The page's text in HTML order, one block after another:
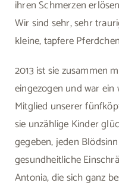
ihren Schmerzen
Wir sind sehr, sehr
kleine, tapfere
2013 ist sie zusammen
eingezogen und war
Mitglied unserer
sie unzählige Kinder
gegeben, jeden
gesundheitliche
Antonia, die sich ganz